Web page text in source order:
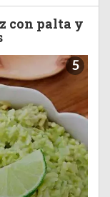
con palta y
5